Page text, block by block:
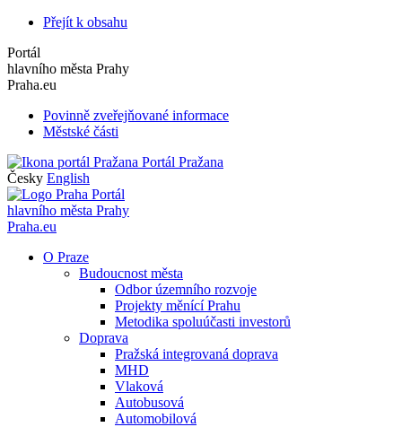
Přejít k obsahu
Portál
hlavního města Prahy
Praha.eu
Povinně zveřejňované informace
Městské části
Portál Pražana
Česky English
Portál
hlavního města Prahy
Praha.eu
O Praze
Budoucnost města
Odbor územního rozvoje
Projekty měnící Prahu
Metodika spoluúčasti investorů
Doprava
Pražská integrovaná doprava
MHD
Vlaková
Autobusová
Automobilová